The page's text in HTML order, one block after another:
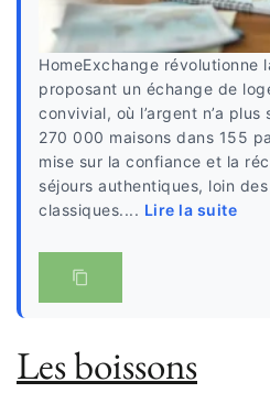
HomeExchange révolutionne
proposant un échange de
convivial, où l’argent n’a
270 000 maisons dans 155
mise sur la confiance et la
séjours authentiques, loin
classiques.... Lire la suite
Les boissons